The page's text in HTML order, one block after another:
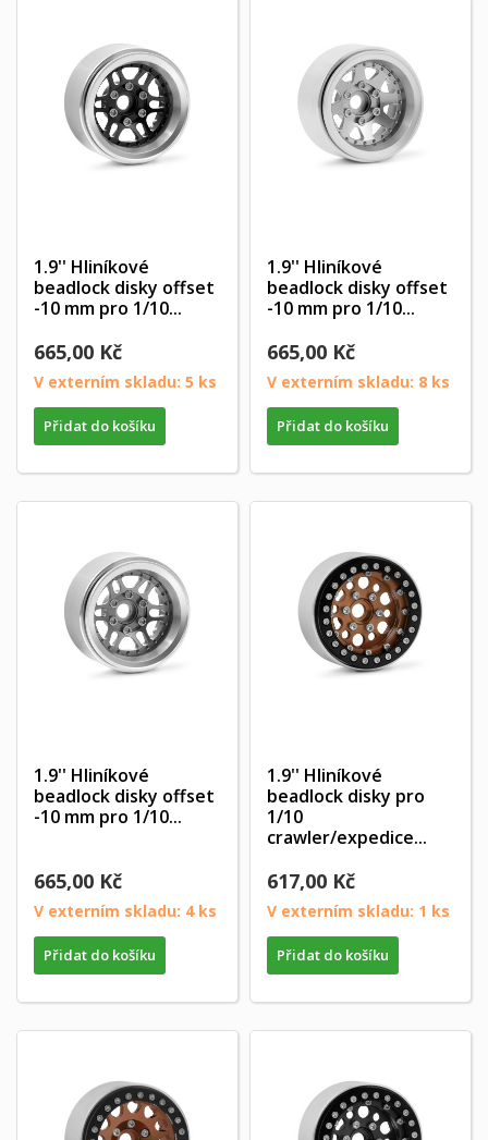
1.9'' Hliníkové
beadlock disky offset
-10 mm pro 1/10...
665,00 Kč
V externím skladu: 5 ks
Přidat do košíku
1.9'' Hliníkové
beadlock disky offset
-10 mm pro 1/10...
665,00 Kč
V externím skladu: 8 ks
Přidat do košíku
1.9'' Hliníkové
beadlock disky offset
-10 mm pro 1/10...
665,00 Kč
V externím skladu: 4 ks
Přidat do košíku
1.9'' Hliníkové
beadlock disky pro
1/10
crawler/expedice...
617,00 Kč
V externím skladu: 1 ks
Přidat do košíku